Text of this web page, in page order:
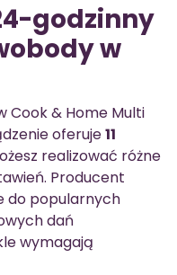
godzinny
w
Cook & Home Multi
oferuje11
realizować różne
Producent
do popularnych
dań
wymagają